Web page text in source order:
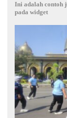
Ini adalah contoh
pada widget